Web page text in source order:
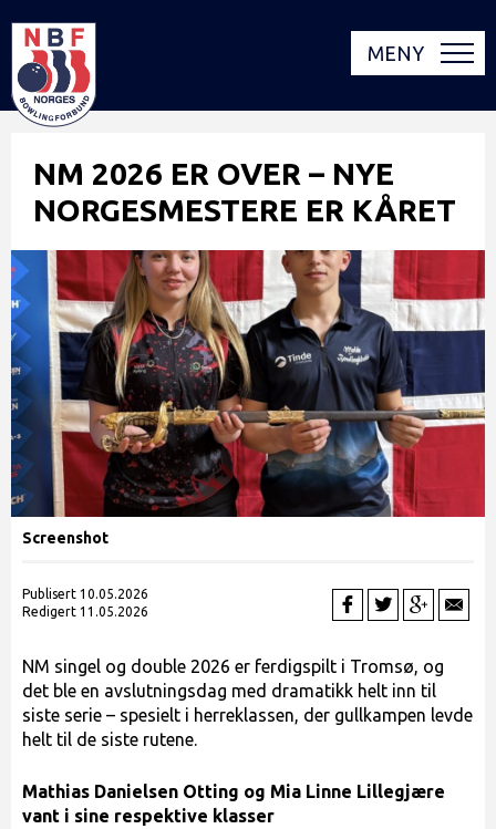
MENY
NM 2026 ER OVER – NYE
NORGESMESTERE ER KÅRET
Screenshot
Publisert 10.05.2026
Redigert 11.05.2026
NM singel og double 2026 er ferdigspilt i Tromsø, og
det ble en avslutningsdag med dramatikk helt inn til
siste serie – spesielt i herreklassen, der gullkampen levde
helt til de siste rutene.
Mathias Danielsen Otting og Mia Linne Lillegjære
vant i sine respektive klasser